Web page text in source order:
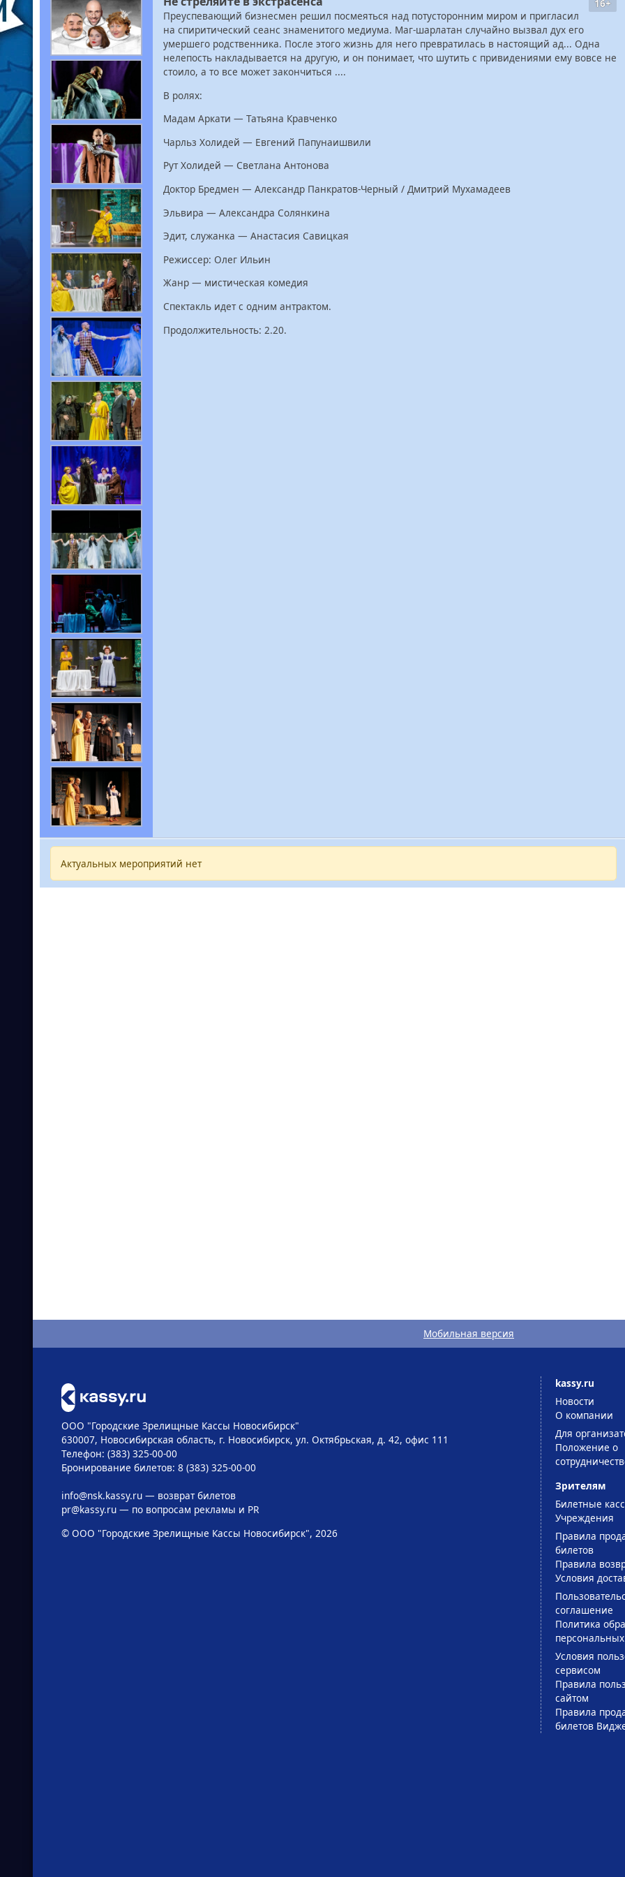
16+
Преуспевающий бизнесмен решил посмеяться над потусторонним миром и пригласил
на спиритический сеанс знаменитого медиума. Маг-шарлатан случайно вызвал дух его
умершего родственника. После этого жизнь для него превратилась в настоящий ад... Одна
нелепость накладывается на другую, и он понимает, что шутить с привидениями ему вовсе не
стоило, а то все может закончиться ....
В ролях:
Мадам Аркати — Татьяна Кравченко
Чарльз Холидей — Евгений Папунаишвили
Рут Холидей — Светлана Антонова
Доктор Бредмен — Александр Панкратов-Черный / Дмитрий Мухамадеев
Эльвира — Александра Солянкина
Эдит, служанка — Анастасия Савицкая
Режиссер: Олег Ильин
Жанр — мистическая комедия
Спектакль идет с одним антрактом.
Продолжительность: 2.20.
Актуальных мероприятий нет
Мобильная версия
ООО "Городские Зрелищные Кассы Новосибирск"
630007, Новосибирская область, г. Новосибирск, ул. Октябрьская, д. 42, офис 111
Телефон: (383) 325-00-00
Бронирование билетов: 8 (383) 325-00-00
info@nsk.kassy.ru— возврат билетов
pr@kassy.ru— по вопросам рекламы и PR
© ООО "Городские Зрелищные Кассы Новосибирск", 2026
kassy.ru
Новости
О компании
Для
Положение о
Зрителям
Билетные
Учреждения
Правила
билетов
Правила
Условия
соглашение
Политика
Условия
сервисом
Правила
сайтом
Правила
билетов